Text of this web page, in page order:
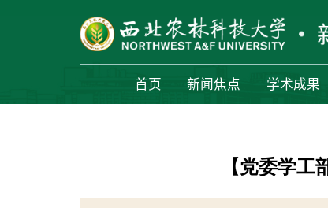
首页 新闻焦点 学术成果
【党委学工